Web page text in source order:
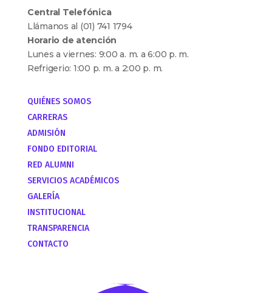
Central Telefónica
Llámanos al (01) 741 1794
Horario de atención
Lunes a viernes: 9:00 a. m. a 6:00 p. m.
Refrigerio: 1:00 p. m. a 2:00 p. m.
QUIÉNES SOMOS
CARRERAS
ADMISIÓN
FONDO EDITORIAL
RED ALUMNI
SERVICIOS ACADÉMICOS
GALERÍA
INSTITUCIONAL
TRANSPARENCIA
CONTACTO